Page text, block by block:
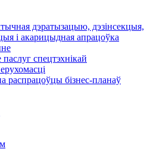
дэратызацыю, дэзiнсекцыя,
і акарицыдная апрацоўка
спецтэхнікай
распрацоўцы бізнес-планаў